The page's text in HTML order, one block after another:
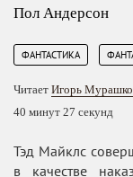
Пол Андерсон
ФАНТАСТИКА
Читает Игорь Мурашко
40 минут 27 секунд
Тэд Майклс
в качестве